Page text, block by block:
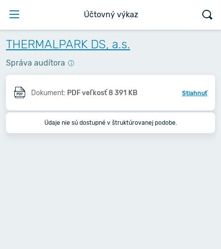
Účtovný výkaz
THERMALPARK DS, a.s.
Správa audítora
Dokument: PDF veľkosť 8 391 KB Stiahnuť
Údaje nie sú dostupné v štruktúrovanej podobe.